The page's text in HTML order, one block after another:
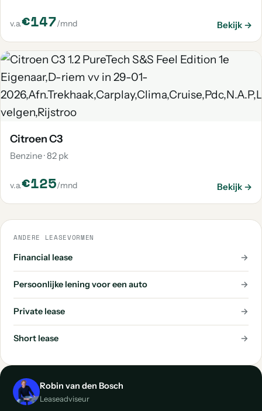
v.a.€147/mnd Bekijk →
Citroen C3
Benzine · 82 pk
v.a.€125/mnd Bekijk →
ANDERE LEASEVORMEN
Financial lease →
Persoonlijke lening voor een auto →
Private lease →
Short lease →
Robin van den Bosch
Leaseadviseur